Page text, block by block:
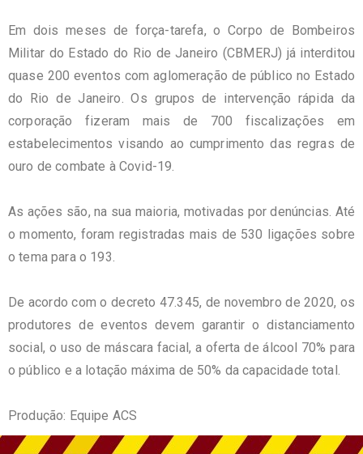
Em dois meses de força-tarefa, o Corpo de Bombeiros
Militar do Estado do Rio de Janeiro (CBMERJ) já interditou
quase 200 eventos com aglomeração de público no Estado
do Rio de Janeiro. Os grupos de intervenção rápida da
corporação fizeram mais de 700 fiscalizações em
estabelecimentos visando ao cumprimento das regras de
ouro de combate à Covid-19.
As ações são, na sua maioria, motivadas por denúncias. Até
o momento, foram registradas mais de 530 ligações sobre
o tema para o 193.
De acordo com o decreto 47.345, de novembro de 2020, os
produtores de eventos devem garantir o distanciamento
social, o uso de máscara facial, a oferta de álcool 70% para
o público e a lotação máxima de 50% da capacidade total.
Produção: Equipe ACS